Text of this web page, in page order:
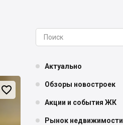

Актуально
Обзоры новостроек
Акции и события ЖК
Рынок недвижимости